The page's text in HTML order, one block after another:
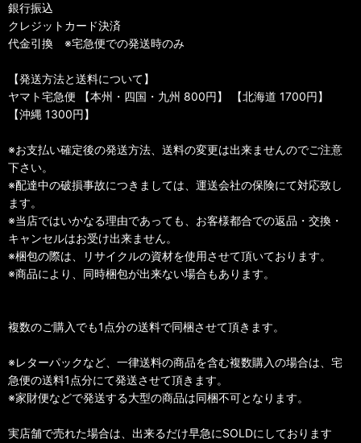
銀行振込
クレジットカード決済
代金引換 ※宅急便での発送時のみ
【発送方法と送料について】
ヤマト宅急便 【本州・四国・九州 800円】 【北海道 1700円】
【沖縄 1300円】
※お支払い確定後の発送方法、送料の変更は出来ませんのでご注意
下さい。
※配達中の破損事故につきましては、運送会社の保険にて対応致し
ます。
※当店ではいかなる理由であっても、お客様都合での返品・交換・
キャンセルはお受け出来ません。
※梱包の際は、リサイクルの資材を使用させて頂いております。
※商品により、同時梱包が出来ない場合もあります。
複数のご購入でも1点分の送料で同梱させて頂きます。
※レターパックなど、一律送料の商品を含む複数購入の場合は、宅
急便の送料1点分にて発送させて頂きます。
※家財便などで発送する大型の商品は同梱不可となります。
実店舗で売れた場合は、出来るだけ早急にSOLDにしております